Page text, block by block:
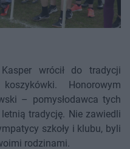
wrócił do tradycji
Honorowym
– pomysłodawca tych
tradycję. Nie zawiedli
szkoły i klubu, byli
rodzinami.